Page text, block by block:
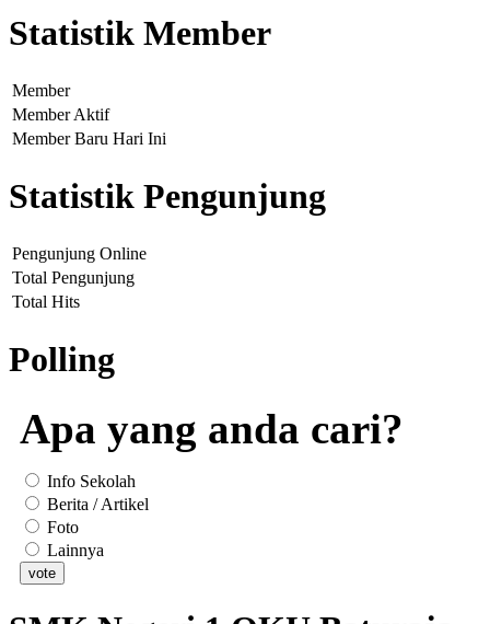
Statistik Member
Member
Member Aktif
Member Baru Hari Ini
Statistik Pengunjung
Pengunjung Online
Total Pengunjung
Total Hits
Polling
Apa yang anda cari?
Info Sekolah
Berita / Artikel
Foto
Lainnya